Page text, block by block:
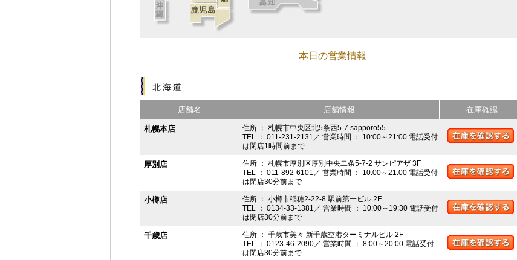
本日の営業情報
店舗名 店舗情報 在庫確認
札幌本店
住所 ： 札幌市中央区北5条西5-7 sapporo55
TEL ： 011-231-2131／ 営業時間 ： 10:00～21:00 電話受付
は閉店1時間前まで
厚別店
住所 ： 札幌市厚別区厚別中央二条5-7-2 サンピアザ 3F
TEL ： 011-892-6101／ 営業時間 ： 10:00～21:00 電話受付
は閉店30分前まで
小樽店
住所 ： 小樽市稲穂2-22-8 駅前第一ビル 2F
TEL ： 0134-33-1381／ 営業時間 ： 10:00～19:30 電話受付
は閉店30分前まで
千歳店
住所 ： 千歳市美々 新千歳空港ターミナルビル 2F
TEL ： 0123-46-2090／ 営業時間 ： 8:00～20:00 電話受付
は閉店30分前まで